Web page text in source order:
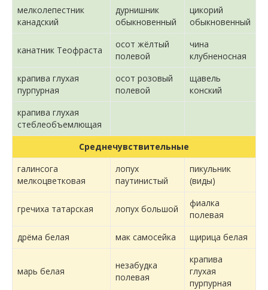
мелколепестник
канадский
дурнишник
обыкновенный
цикорий
обыкновенный
канатник Теофраста
осот жёлтый
полевой
чина
клубненосная
крапива глухая
пурпурная
осот розовый
полевой
щавель
конский
крапива глухая
стеблеобъемлющая
Среднечувствительные
галинсога
мелкоцветковая
лопух
паутинистый
пикульник
(виды)
гречиха татарская лопух большой
фиалка
полевая
дрёма белая
мак самосейка щирица белая
марь белая
незабудка
полевая
крапива
глухая
пурпурная